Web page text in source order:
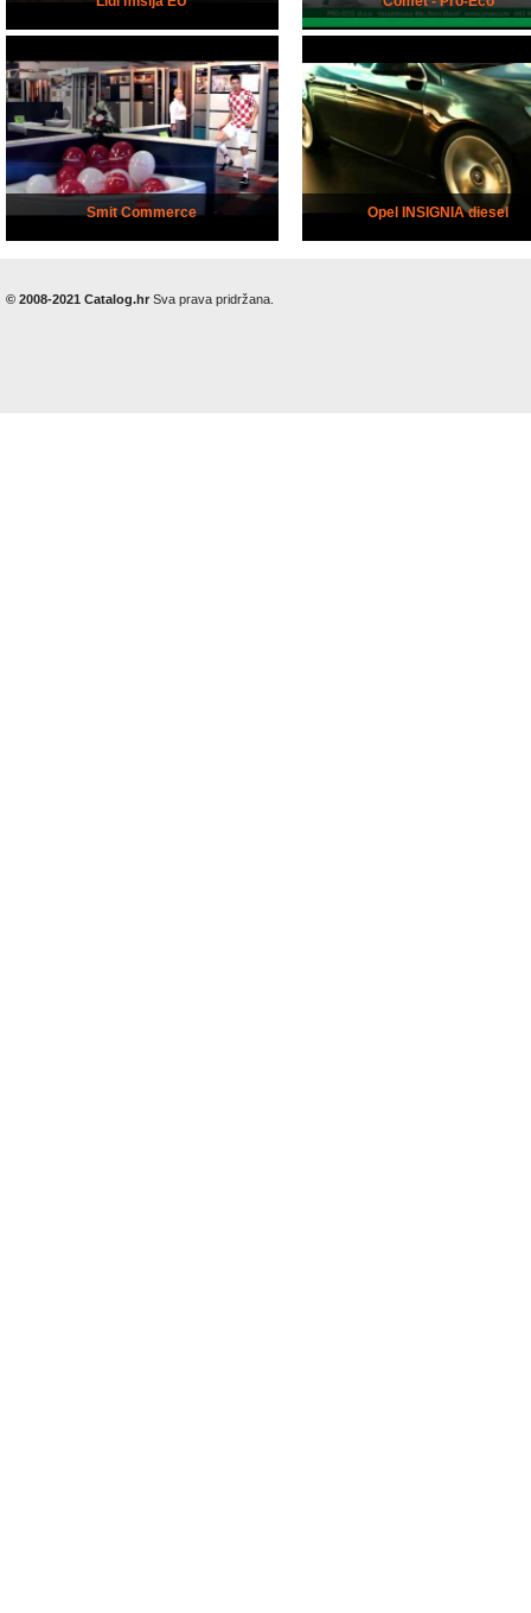
Smit Commerce Opel INSIGNIA diesel
© 2008-2021 Catalog.hr Sva prava pridržana.